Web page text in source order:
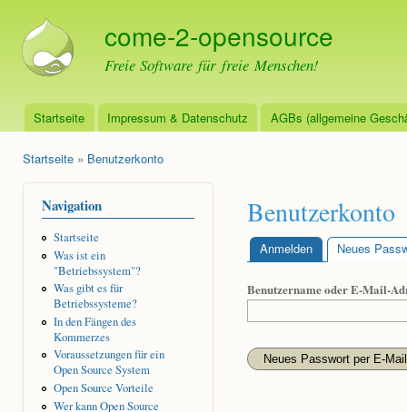
come-2-opensource
Freie Software für freie Menschen!
Hauptmenü
Startseite Impressum & Datenschutz AGBs (allgemeine
Startseite» Benutzerkonto
Navigation
Startseite
Was ist ein
"Betriebssystem"?
Was gibt es für
Betriebssysteme?
In den Fängen des
Kommerzes
Voraussetzungen für ein
Open Source System
Open Source Vorteile
Wer kann Open Source
Benutzerkonto
Haupt-Reiter
Anmelden Neues
Benutzername oder E-Mail-